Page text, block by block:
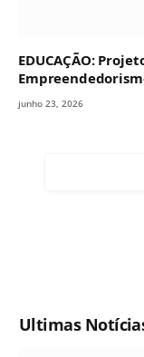
EDUCAÇÃO:
junho 23, 2026
Ultimas